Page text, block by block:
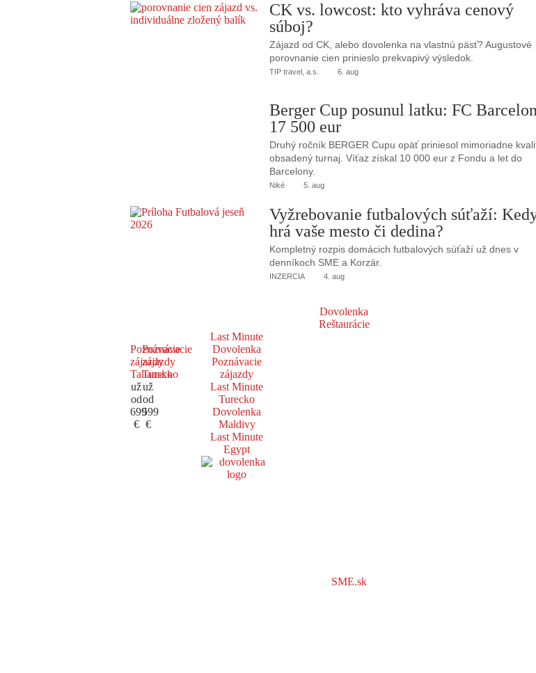
CK vs. lowcost: kto vyhráva cenový
súboj?
Zájazd od CK, alebo dovolenka na vlastnú päsť? Augustové
porovnanie cien prinieslo prekvapivý výsledok.
TIP travel, a.s. 6. aug
Berger Cup posunul latku: FC
17 500 eur
Druhý ročník BERGER Cupu opäť priniesol mimoriadne
obsadený turnaj. Víťaz získal 10 000 eur z Fondu a let do
Barcelony.
Niké 5. aug
Vyžrebovanie futbalových súťaží:
hrá vaše mesto či dedina?
Kompletný rozpis domácich futbalových súťaží už dnes v
denníkoch SME a Korzár.
INZERCIA 4. aug
Dovolenka
Reštaurácie
Poznávacie
zájazdy
Taliansko
už
od
699
€
Poznávacie
zájazdy
Turecko
už
od
599
€
Last Minute
Dovolenka
Poznávacie
zájazdy
Last Minute
Turecko
Dovolenka
Maldivy
Last Minute
Egypt
SME.sk